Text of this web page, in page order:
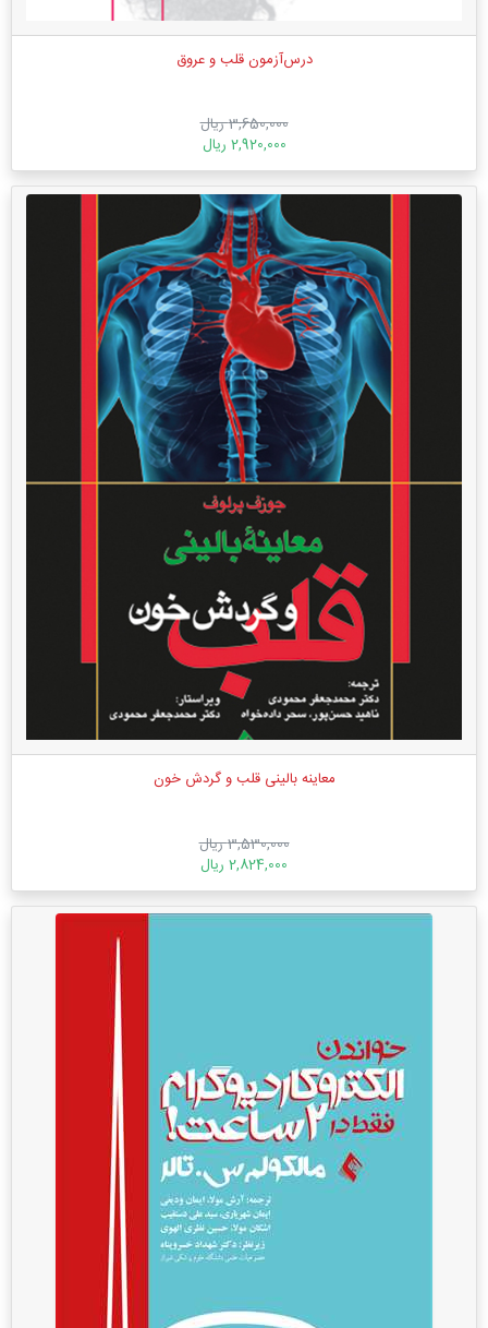
درس‌آزمون قلب و عروق
3,650,000 ریال
2,920,000 ریال
معاینه بالینی قلب و گردش خون
3,530,000 ریال
2,824,000 ریال